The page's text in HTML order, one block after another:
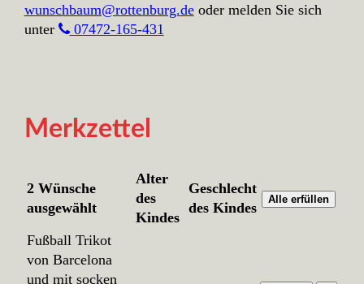
wunschbaum@rottenburg.deoder melden Sie sich
unter
07472-165-431
Merkzettel
2 Wünsche
ausgewählt
Alter
des
Kindes
Geschlecht
des Kindes
Alle erfüllen
Fußball Trikot
von Barcelona
und mit socken